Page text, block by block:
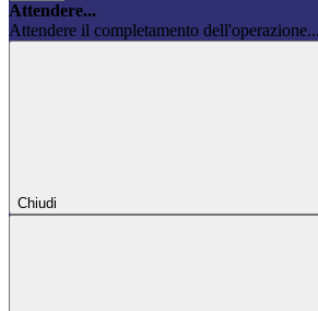
Attendere...
Attendere il completamento dell'operazione...
Chiudi